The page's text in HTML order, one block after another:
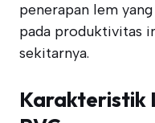
penerapan lem
pada produktivitas
sekitarnya.
Karakteristik